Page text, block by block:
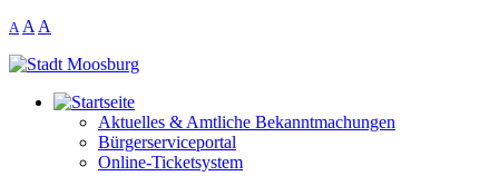
A A A
Aktuelles & Amtliche Bekanntmachungen
Bürgerserviceportal
Online-Ticketsystem